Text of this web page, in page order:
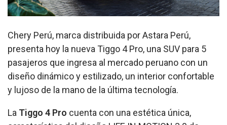
Chery Perú, marca distribuida por Astara Perú,
presenta hoy la nueva Tiggo 4 Pro, una SUV para 5
pasajeros que ingresa al mercado peruano con un
diseño dinámico y estilizado, un interior confortable
y lujoso de la mano de la última tecnología.
La Tiggo 4 Pro cuenta con una estética única,